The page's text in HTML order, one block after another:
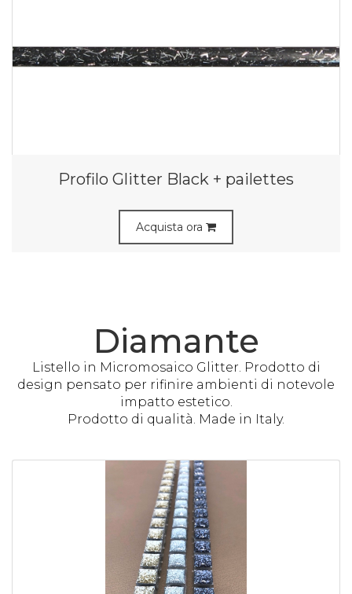
Profilo Glitter Black + pailettes
Acquista ora
Diamante
Listello in Micromosaico Glitter. Prodotto di
design pensato per rifinire ambienti di notevole
impatto estetico.
Prodotto di qualità. Made in Italy.